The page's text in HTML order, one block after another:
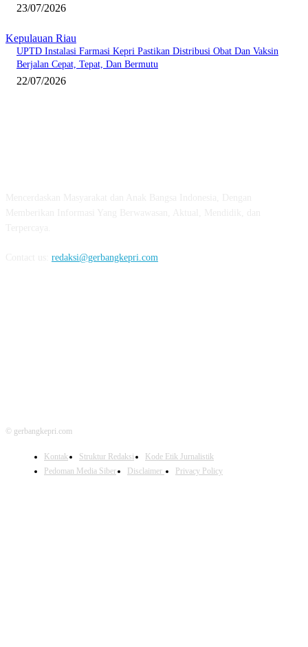
23/07/2026
Kepulauan Riau
UPTD Instalasi Farmasi Kepri Pastikan Distribusi Obat Dan Vaksin
Berjalan Cepat, Tepat, Dan Bermutu
22/07/2026
redaksi@gerbangkepri.com
© gerbangkepri.com
Kontak Struktur Redaksi
Kode Etik Jurnalistik
Pedoman Media Siber
Disclaimer Privacy Policy